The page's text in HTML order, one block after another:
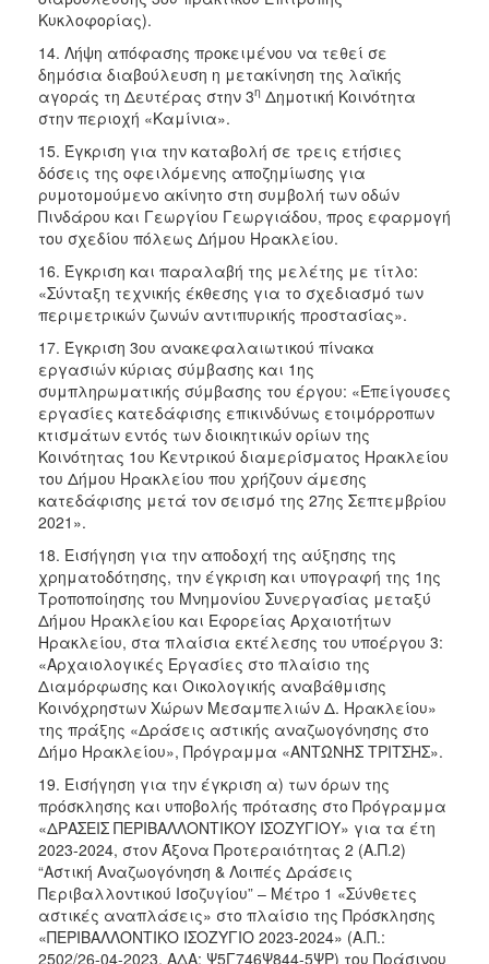
Κυκλοφορίας).
14. Λήψη απόφασης προκειμένου να τεθεί σε
δημόσια διαβούλευση η μετακίνηση της λαϊκής
αγοράς τη Δευτέρας στην 3η Δημοτική Κοινότητα
στην περιοχή «Καμίνια».
15. Έγκριση για την καταβολή σε τρεις ετήσιες
δόσεις της οφειλόμενης αποζημίωσης για
ρυμοτομούμενο ακίνητο στη συμβολή των οδών
Πινδάρου και Γεωργίου Γεωργιάδου, προς εφαρμογή
του σχεδίου πόλεως Δήμου Ηρακλείου.
16. Έγκριση και παραλαβή της μελέτης με τίτλο:
«Σύνταξη τεχνικής έκθεσης για το σχεδιασμό των
περιμετρικών ζωνών αντιπυρικής προστασίας».
17. Έγκριση 3ου ανακεφαλαιωτικού πίνακα
εργασιών κύριας σύμβασης και 1ης
συμπληρωματικής σύμβασης του έργου: «Επείγουσες
εργασίες κατεδάφισης επικινδύνως ετοιμόρροπων
κτισμάτων εντός των διοικητικών ορίων της
Κοινότητας 1ου Κεντρικού διαμερίσματος Ηρακλείου
του Δήμου Ηρακλείου που χρήζουν άμεσης
κατεδάφισης μετά τον σεισμό της 27ης Σεπτεμβρίου
2021».
18. Εισήγηση για την αποδοχή της αύξησης της
χρηματοδότησης, την έγκριση και υπογραφή της 1ης
Τροποποίησης του Μνημονίου Συνεργασίας μεταξύ
Δήμου Ηρακλείου και Εφορείας Αρχαιοτήτων
Ηρακλείου, στα πλαίσια εκτέλεσης του υποέργου 3:
«Αρχαιολογικές Εργασίες στο πλαίσιο της
Διαμόρφωσης και Οικολογικής αναβάθμισης
Κοινόχρηστων Χώρων Μεσαμπελιών Δ. Ηρακλείου»
της πράξης «Δράσεις αστικής αναζωογόνησης στο
Δήμο Ηρακλείου», Πρόγραμμα «ΑΝΤΩΝΗΣ ΤΡΙΤΣΗΣ».
19. Εισήγηση για την έγκριση α) των όρων της
πρόσκλησης και υποβολής πρότασης στο Πρόγραμμα
«ΔΡΑΣΕΙΣ ΠΕΡΙΒΑΛΛΟΝΤΙΚΟΥ ΙΣΟΖΥΓΙΟΥ» για τα έτη
2023-2024, στον Άξονα Προτεραιότητας 2 (Α.Π.2)
“Αστική Αναζωογόνηση & Λοιπές Δράσεις
Περιβαλλοντικού Ισοζυγίου” – Μέτρο 1 «Σύνθετες
αστικές αναπλάσεις» στο πλαίσιο της Πρόσκλησης
«ΠΕΡΙΒΑΛΛΟΝΤΙΚΟ ΙΣΟΖΥΓΙΟ 2023-2024» (Α.Π.:
2502/26-04-2023, ΑΔΑ: Ψ5Γ746Ψ844-5ΨΡ) του Πράσινου